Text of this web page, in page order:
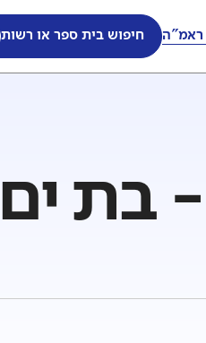
ראמ"ה חיפוש בית ספר או רשות
בת ים